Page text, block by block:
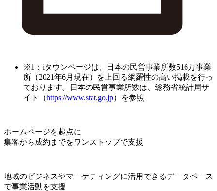
※1：iタウンページは、日本の民営事業所数516万事業
所（2021年6月現在）を上回る網羅性の高い掲載を行っ
ております。日本の民営事業所数は、総務省統計局サ
イト（https://www.stat.go.jp）を参照
ホームページを起点に
集客から成約までをワンストップで支援
地域のビジネスやマーケティングに活用できるデータベース
で事業活動を支援